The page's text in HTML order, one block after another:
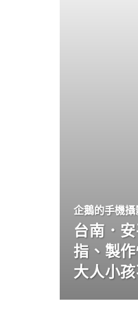
企鵝的手機攝
台南．
指、製
大人小